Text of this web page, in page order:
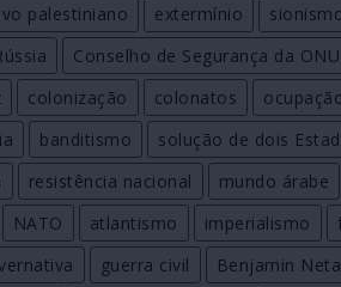
palestiniano extermínio
Conselho de Segurança da ONU
colonização colonatos
banditismo solução de dois
resistência nacional mundo árabe
NATO atlantismo imperialismo
guerra civil Benjamin